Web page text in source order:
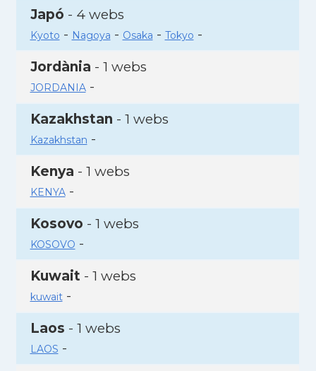
Japó - 4 webs
Kyoto - Nagoya - Osaka - Tokyo -
Jordània - 1 webs
JORDANIA-
Kazakhstan - 1 webs
Kazakhstan -
Kenya - 1 webs
KENYA-
Kosovo - 1 webs
KOSOVO -
Kuwait - 1 webs
kuwait-
Laos - 1 webs
LAOS -